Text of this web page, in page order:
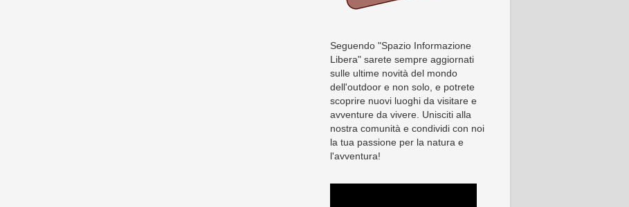
Seguendo "Spazio Informazione
Libera" sarete sempre aggiornati
sulle ultime novità del mondo
dell'outdoor e non solo, e potrete
scoprire nuovi luoghi da visitare e
avventure da vivere. Unisciti alla
nostra comunità e condividi con noi
la tua passione per la natura e
l'avventura!